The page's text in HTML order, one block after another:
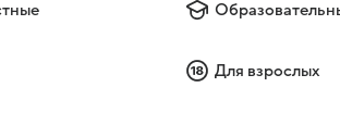
Для взрослых